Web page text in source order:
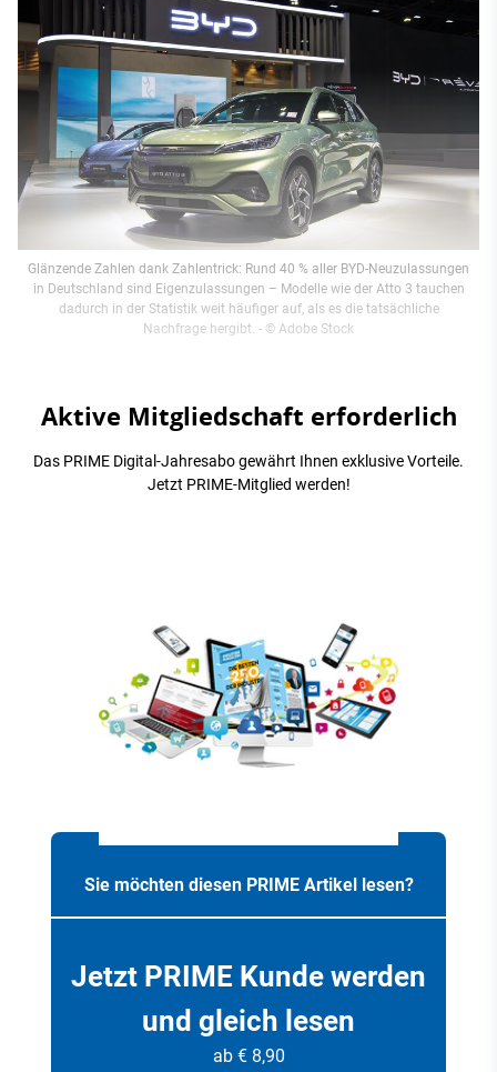
Glänzende Zahlen dank Zahlentrick: Rund 40 % aller BYD-Neuzulassungen
in Deutschland sind Eigenzulassungen – Modelle wie der Atto 3 tauchen
dadurch in der Statistik weit häufiger auf, als es die tatsächliche
Nachfrage hergibt. - © Adobe Stock
Aktive Mitgliedschaft erforderlich
Das PRIME Digital-Jahresabo gewährt Ihnen exklusive Vorteile.
Jetzt PRIME-Mitglied werden!
Sie möchten diesen PRIME Artikel lesen?
Jetzt PRIME Kunde werden
und gleich lesen
ab € 8,90